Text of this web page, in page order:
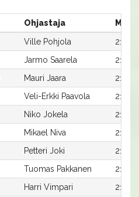
Ohjastaja
Ville Pohjola
Jarmo Saarela
2100:5
Mauri Jaara
Veli-Erkki Paavola
Niko Jokela
2100:1
Mikael Niva
Petteri Joki
2100:7
Tuomas Pakkanen
Harri Vimpari